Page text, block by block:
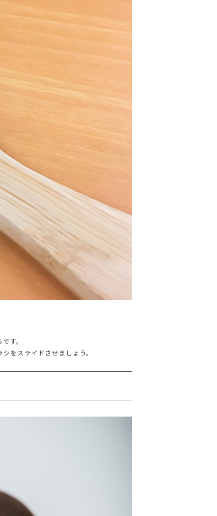
す。
をスライドさせましょう。